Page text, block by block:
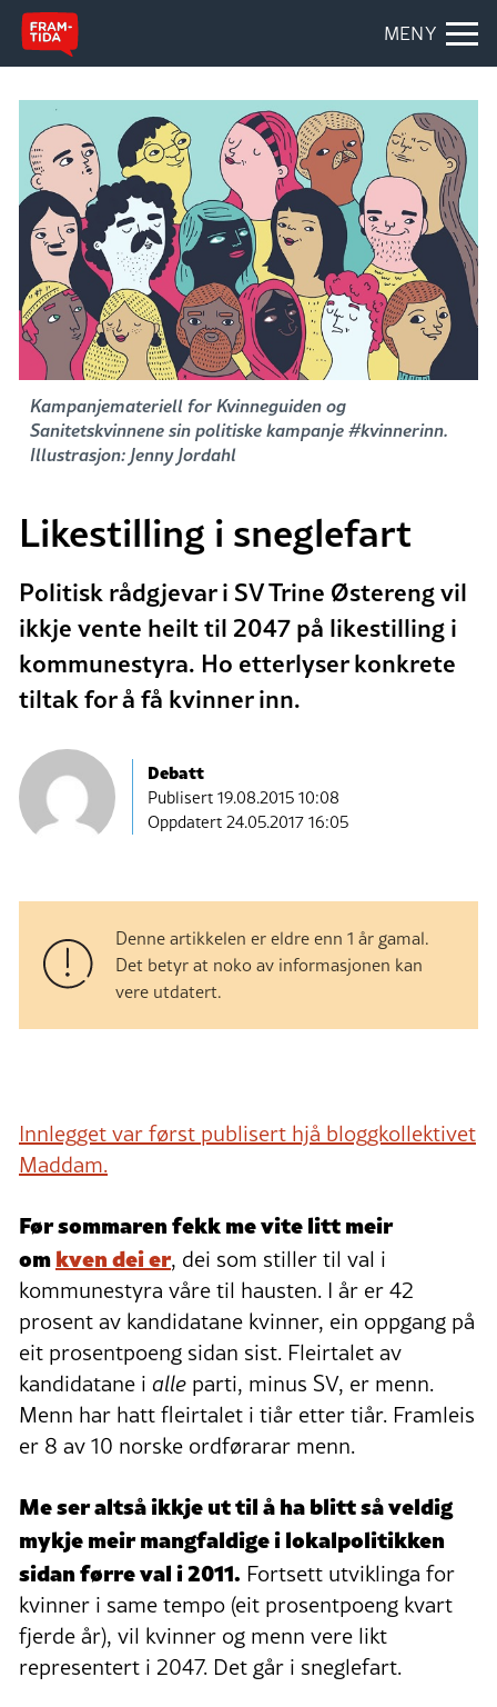
MENY
Kampanjemateriell for Kvinneguiden og
Sanitetskvinnene sin politiske kampanje #kvinnerinn.
Illustrasjon: Jenny Jordahl
Likestilling i sneglefart
Politisk rådgjevar i SV Trine Østereng vil
ikkje vente heilt til 2047 på likestilling i
kommunestyra. Ho etterlyser konkrete
tiltak for å få kvinner inn.
Debatt
Publisert19.08.2015 10:08
Oppdatert 24.05.2017 16:05
Denne artikkelen er eldre enn 1 år gamal.
Det betyr at noko av informasjonen kan
vere utdatert.
Innlegget var først publisert hjå bloggkollektivet
Maddam.
Før sommaren fekk me vite litt meir
omkven dei er, dei som stiller til val i
kommunestyra våre til hausten. I år er 42
prosent av kandidatane kvinner, ein oppgang på
eit prosentpoeng sidan sist. Fleirtalet av
kandidatane i alle parti, minus SV, er menn.
Menn har hatt fleirtalet i tiår etter tiår. Framleis
er 8 av 10 norske ordførarar menn.
Me ser altså ikkje ut til å ha blitt så veldig
mykje meir mangfaldige i lokalpolitikken
sidan førre val i 2011. Fortsett utviklinga for
kvinner i same tempo (eit prosentpoeng kvart
fjerde år), vil kvinner og menn vere likt
representert i 2047. Det går i sneglefart.